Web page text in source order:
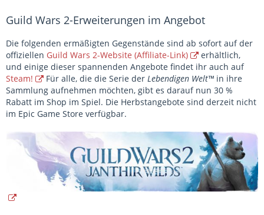
Guild Wars 2-Erweiterungen im Angebot
Die folgenden ermäßigten Gegenstände sind ab sofort auf der
offiziellen Guild Wars 2-Website (Affiliate-Link)
erhältlich,
und einige dieser spannenden Angebote findet ihr auch auf
Steam!
Für alle, die die Serie der Lebendigen Welt™ in ihre
Sammlung aufnehmen möchten, gibt es darauf nun 30 %
Rabatt im Shop im Spiel. Die Herbstangebote sind derzeit nicht
im Epic Game Store verfügbar.